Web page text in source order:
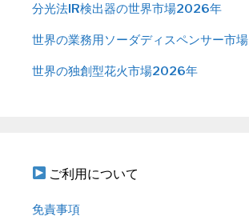
分光法IR検出器の世界市場2026年
世界の業務用ソーダディスペンサー市
世界の独創型花火市場2026年
ご利用について
免責事項